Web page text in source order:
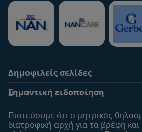
Δημοφιλείς σελίδες
Οι Ειδικοί μας
Συχνές ερωτήσεις
Αναζήτηση
Σχετικά
Η
Σημαντική ειδοποίηση
Πιστεύουμε ότι ο μητρικός
διατροφική αρχή για τα βρέφη